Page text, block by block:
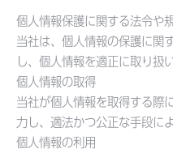
個人情報保護に関する法令や
当社は、個人情報の保護に関
し、個人情報を適正に取り扱
個人情報の取得
当社が個人情報を取得する際
力し、適法かつ公正な手段に
個人情報の利用